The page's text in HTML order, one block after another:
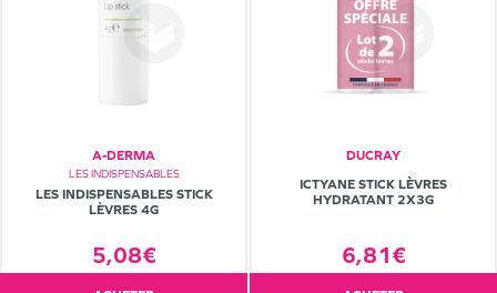
A-DERMA
LES INDISPENSABLES
LES INDISPENSABLES STICK
LÈVRES 4G
5,08€
DUCRAY
ICTYANE STICK LÈVRES
HYDRATANT 2X3G
6,81€